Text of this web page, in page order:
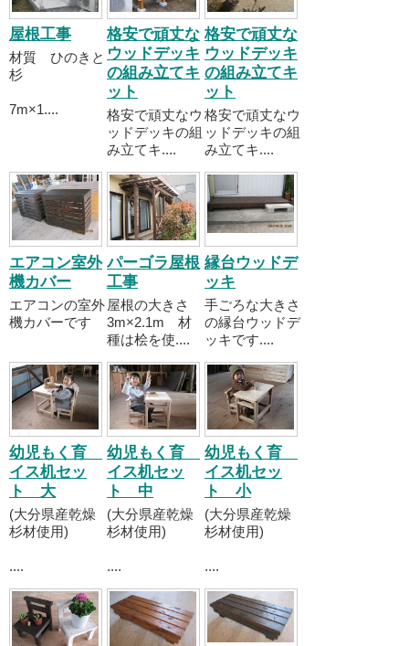
屋根工事
材質 ひのきと
杉
7m×1....
格安で頑丈な
ウッドデッキ
の組み立てキ
ット
格安で頑丈なウ
ッドデッキの組
み立てキ....
格安で頑丈な
ウッドデッキ
の組み立てキ
ット
格安で頑丈なウ
ッドデッキの組
み立てキ....
エアコン室外
機カバー
エアコンの室外
機カバーです
パーゴラ屋根
工事
屋根の大きさ
3m×2.1m 材
種は桧を使....
縁台ウッドデ
ッキ
手ごろな大きさ
の縁台ウッドデ
ッキです....
幼児もく育
イス机セッ
ト 大
(大分県産乾燥
杉材使用)
....
幼児もく育
イス机セッ
ト 中
(大分県産乾燥
杉材使用)
....
幼児もく育
イス机セッ
ト 小
(大分県産乾燥
杉材使用)
....